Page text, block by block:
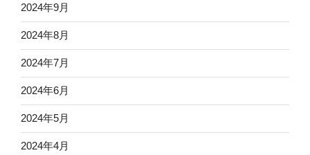
2024年9月
2024年8月
2024年7月
2024年6月
2024年5月
2024年4月